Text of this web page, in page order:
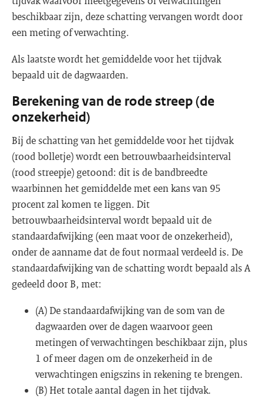
beschikbaar zijn, deze schatting vervangen wordt door
een meting of verwachting.
Als laatste wordt het gemiddelde voor het tijdvak
bepaald uit de dagwaarden.
Berekening van de rode streep (de
onzekerheid)
Bij de schatting van het gemiddelde voor het tijdvak
(rood bolletje) wordt een betrouwbaarheidsinterval
(rood streepje) getoond: dit is de bandbreedte
waarbinnen het gemiddelde met een kans van 95
procent zal komen te liggen. Dit
betrouwbaarheidsinterval wordt bepaald uit de
standaardafwijking (een maat voor de onzekerheid),
onder de aanname dat de fout normaal verdeeld is. De
standaardafwijking van de schatting wordt bepaald als A
gedeeld door B, met:
(A) De standaardafwijking van de som van de
dagwaarden over de dagen waarvoor geen
metingen of verwachtingen beschikbaar zijn, plus
1 of meer dagen om de onzekerheid in de
verwachtingen enigszins in rekening te brengen.
(B) Het totale aantal dagen in het tijdvak.